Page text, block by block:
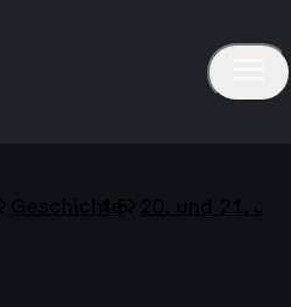
Geschichte 20. und 21.